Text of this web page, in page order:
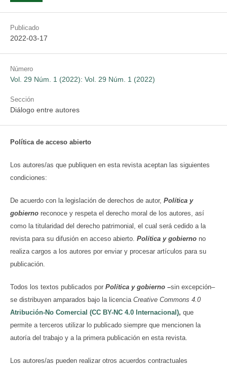
Publicado
2022-03-17
Número
Vol. 29 Núm. 1 (2022): Vol. 29 Núm. 1 (2022)
Sección
Diálogo entre autores
Política de acceso abierto
Los autores/as que publiquen en esta revista aceptan las siguientes
condiciones:
De acuerdo con la legislación de derechos de autor, Política y
gobierno reconoce y respeta el derecho moral de los autores, así
como la titularidad del derecho patrimonial, el cual será cedido a la
revista para su difusión en acceso abierto. Política y gobierno no
realiza cargos a los autores por enviar y procesar artículos para su
publicación.
Todos los textos publicados por Política y gobierno –sin excepción–
se distribuyen amparados bajo la licencia Creative Commons 4.0
Atribución-No Comercial (CC BY-NC 4.0 Internacional), que
permite a terceros utilizar lo publicado siempre que mencionen la
autoría del trabajo y a la primera publicación en esta revista.
Los autores/as pueden realizar otros acuerdos contractuales